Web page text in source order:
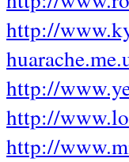
http://
http://
http://
http://